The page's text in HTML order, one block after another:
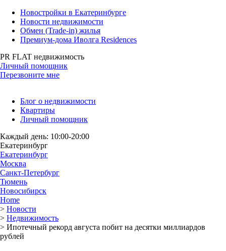
Новостройки в Екатеринбурге
Новости недвижимости
Обмен (Trade-in) жилья
Премиум-дома Иволга Residences
PR FLAT недвижимость
Личный помощник
Перезвоните мне
Блог о недвижимости
Квартиры
Личный помощник
Каждый день: 10:00-20:00
Екатеринбург
Екатеринбург
Москва
Санкт-Петербург
Тюмень
Новосибирск
Home
> Новости
> Недвижимость
> Ипотечный рекорд августа побит на десятки миллиардов
рублей